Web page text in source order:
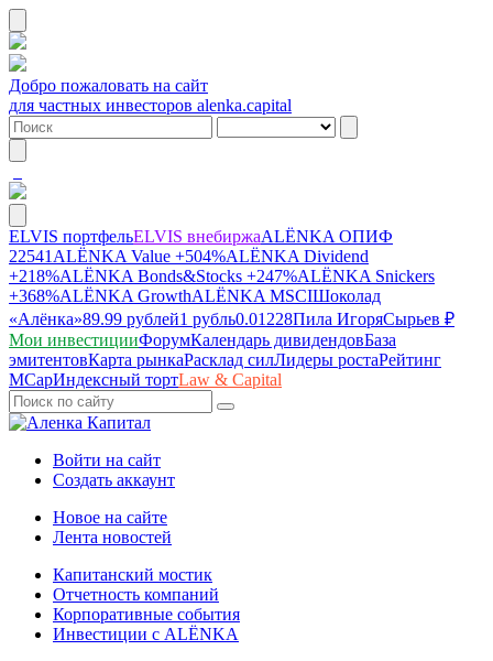
Добро пожаловать на сайт
для частных инвесторов alenka.capital
ELVIS портфельELVIS внебиржаALЁNKA ОПИФ
22541 ALЁNKA Value +504%ALЁNKA Dividend
+218%ALЁNKA Bonds&Stocks +247%ALЁNKA Snickers
+368%ALЁNKA GrowthALЁNKA MSCIШоколад
«Алёнка»89.99 рублей1 рубль0.01228Пила ИгоряСырьев ₽
Мои инвестицииФорумКалендарь дивидендовБаза
эмитентовКарта рынкаРасклад силЛидеры ростаРейтинг
MCapИндексный тортLaw & Capital
Войти на сайт
Создать аккаунт
Новое на сайте
Лента новостей
Капитанский мостик
Отчетность компаний
Корпоративные события
Инвестиции с ALЁNKA